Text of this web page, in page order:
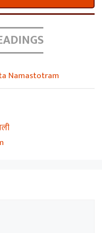
Namastotram